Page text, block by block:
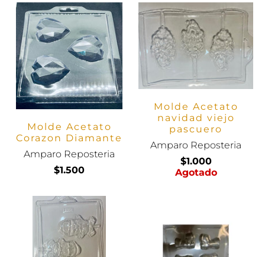
Molde Acetato
Corazon Diamante
Amparo Reposteria
$1.500
Molde Acetato
navidad viejo
pascuero
Amparo Reposteria
$1.000
Agotado